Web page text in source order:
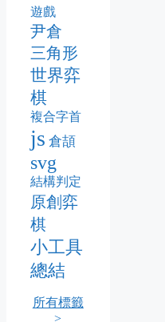
遊戲
尹倉
三角形
世界弈
棋
複合字首
js 倉頡
svg
結構判定
原創弈
棋
小工具
總結
所有標籤
>